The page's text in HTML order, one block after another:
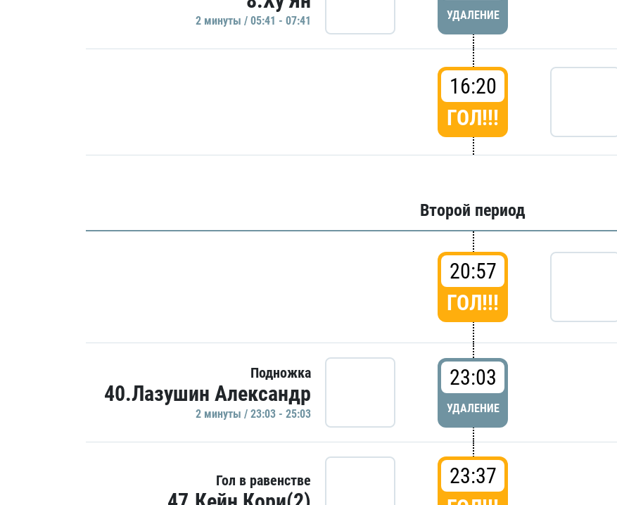
2 минуты / 05:41 - 07:41 УДАЛЕНИЕ
16:20
ГОЛ!!!
Второй период
20:57
ГОЛ!!!
Подножка
40.Лазушин Александр
2 минуты / 23:03 - 25:03
23:03
УДАЛЕНИЕ
Гол в равенстве
23:37